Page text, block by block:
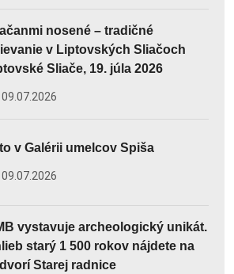
nosené – tradičné
v Liptovských Sliačoch
Sliače, 19. júla 2026
09.07.2026
v Galérii umelcov Spiša
09.07.2026
vystavuje archeologický unikát.
starý 1 500 rokov nájdete na
Starej radnice